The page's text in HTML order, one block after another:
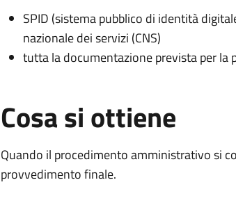
SPID (sistema pubblico di identità
nazionale dei servizi (CNS)
tutta la documentazione prevista per la
Cosa si ottiene
Quando il procedimento amministrativo si
provvedimento finale.